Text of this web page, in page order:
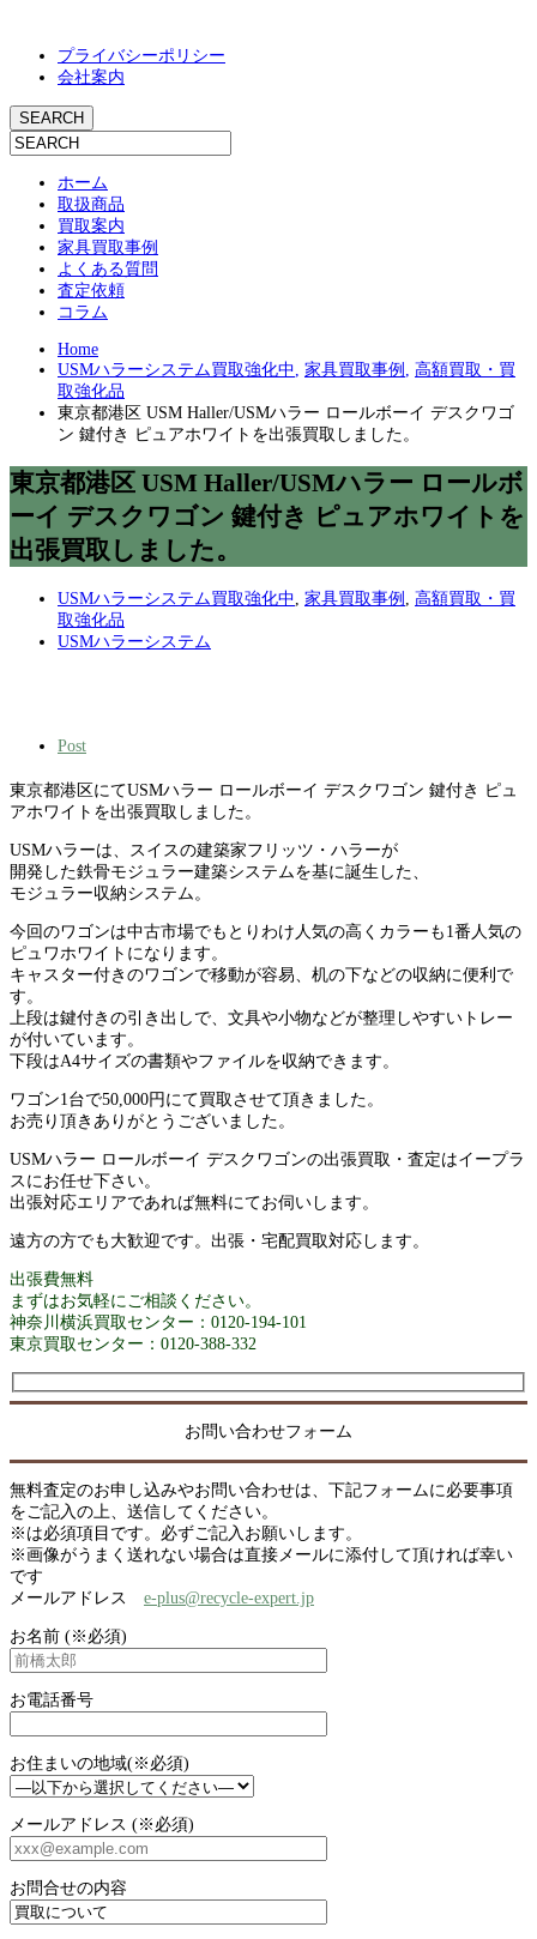
プライバシーポリシー
会社案内
ホーム
取扱商品
買取案内
家具買取事例
よくある質問
査定依頼
コラム
Home
USMハラーシステム買取強化中, 家具買取事例 , 高額買取・買
取強化品
東京都港区 USM Haller/USMハラー ロールボーイ デスクワゴ
ン 鍵付き ピュアホワイトを出張買取しました。
東京都港区 USM Haller/USMハラー ロールボ
ーイ デスクワゴン 鍵付き ピュアホワイトを
出張買取しました。
USMハラーシステム買取強化中 家具買取事例
高額買取・買
取強化品
USMハラーシステム
Post
東京都港区にてUSMハラー ロールボーイ デスクワゴン 鍵付き ピュ
アホワイトを出張買取しました。
USMハラーは、スイスの建築家フリッツ・ハラーが
開発した鉄骨モジュラー建築システムを基に誕生した、
モジュラー収納システム。
今回のワゴンは中古市場でもとりわけ人気の高くカラーも1番人気の
ピュワホワイトになります。
キャスター付きのワゴンで移動が容易、机の下などの収納に便利で
す。
上段は鍵付きの引き出しで、文具や小物などが整理しやすいトレー
が付いています。
下段はA4サイズの書類やファイルを収納できます。
ワゴン1台で50,000円にて買取させて頂きました。
お売り頂きありがとうございました。
USMハラー ロールボーイ デスクワゴンの出張買取・査定はイープラ
スにお任せ下さい。
出張対応エリアであれば無料にてお伺いします。
遠方の方でも大歓迎です。出張・宅配買取対応します。
出張費無料
まずはお気軽にご相談ください。
神奈川横浜買取センター：0120-194-101
東京買取センター：0120-388-332
お問い合わせフォーム
無料査定のお申し込みやお問い合わせは、下記フォームに必要事項
をご記入の上、送信してください。
※は必須項目です。必ずご記入お願いします。
※画像がうまく送れない場合は直接メールに添付して頂ければ幸い
です
メールアドレス e-plus@recycle-expert.jp
お名前 (※必須)
お電話番号
お住まいの地域(※必須)
メールアドレス (※必須)
お問合せの内容